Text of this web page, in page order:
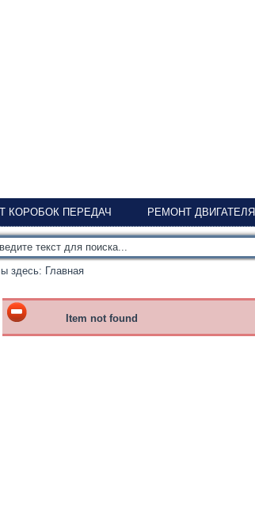
КОРОБОК ПЕРЕДАЧ РЕМОНТ ДВИГАТЕЛЯ
здесь: Главная
Item not found